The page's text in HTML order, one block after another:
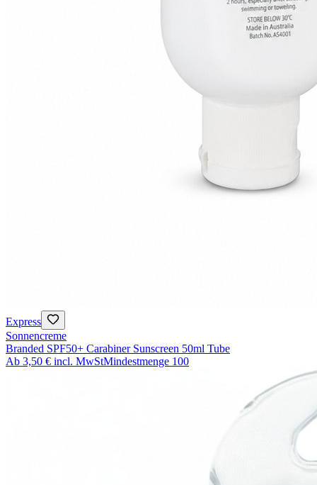
Express
Sonnencreme
Branded SPF50+ Carabiner Sunscreen 50ml Tube
Ab 3,50 € incl. MwStMindestmenge 100